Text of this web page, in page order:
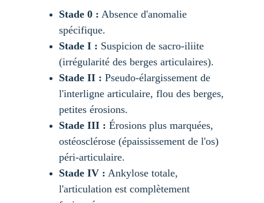
Stade 0 : Absence d'anomalie
spécifique.
Stade I : Suspicion de sacro-iliite
(irrégularité des berges articulaires).
Stade II : Pseudo-élargissement de
l'interligne articulaire, flou des berges,
petites érosions.
Stade III : Érosions plus marquées,
ostéosclérose (épaississement de l'os)
péri-articulaire.
Stade IV : Ankylose totale,
l'articulation est complètement